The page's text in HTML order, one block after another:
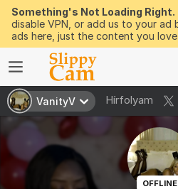
Something's Not Loading Right.
disable VPN, or add us to your
ads here, just the content you love.
VanityV Hírfolyam
OFFLINE